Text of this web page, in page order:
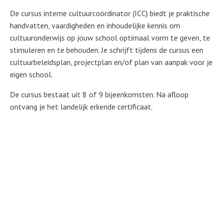
De cursus interne cultuurcoördinator (ICC) biedt je praktische
handvatten, vaardigheden en inhoudelijke kennis om
cultuuronderwijs op jouw school optimaal vorm te geven, te
stimuleren en te behouden. Je schrijft tijdens de cursus een
cultuurbeleidsplan, projectplan en/of plan van aanpak voor je
eigen school.
De cursus bestaat uit 8 of 9 bijeenkomsten. Na afloop
ontvang je het landelijk erkende certificaat.